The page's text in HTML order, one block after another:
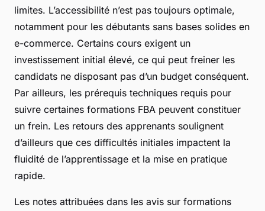
limites. L’accessibilité n’est pas toujours optimale,
notamment pour les débutants sans bases solides en
e-commerce. Certains cours exigent un
investissement initial élevé, ce qui peut freiner les
candidats ne disposant pas d’un budget conséquent.
Par ailleurs, les prérequis techniques requis pour
suivre certaines formations FBA peuvent constituer
un frein. Les retours des apprenants soulignent
d’ailleurs que ces difficultés initiales impactent la
fluidité de l’apprentissage et la mise en pratique
rapide.
Les notes attribuées dans les avis sur formations